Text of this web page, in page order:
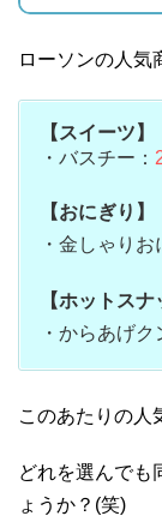
ローソンの人
【スイーツ】
・バスチー：
【おにぎり】
・金しゃり
【ホットスナ
・からあげク
このあたりの人
どれを選んでも
ょうか？(笑)